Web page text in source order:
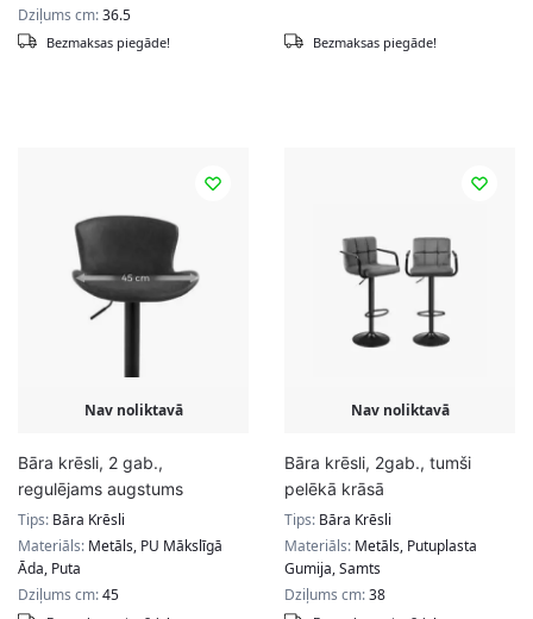
Dziļums cm:36.5
Bezmaksas piegāde! Bezmaksas piegāde!
Nav noliktavā
Bāra krēsli, 2 gab.,
regulējams augstums
Tips: Bāra Krēsli
Materiāls: Metāls, PU Mākslīgā
Āda, Puta
Dziļums cm:45
Nav noliktavā
Bāra krēsli, 2gab., tumši
pelēkā krāsā
Tips: Bāra Krēsli
Materiāls: Metāls, Putuplasta
Gumija, Samts
Dziļums cm:38